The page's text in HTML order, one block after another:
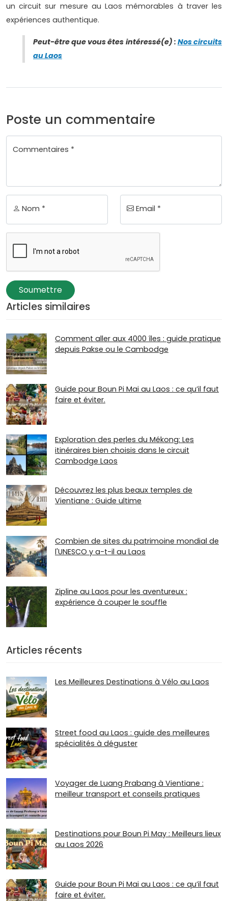
un circuit sur mesure au Laos mémorables à traver les
expériences authentique.
Peut-être que vous êtes intéressé(e) : Nos circuits
au Laos
Poste un commentaire
Commentaires *
Nom * Email *
Soumettre
Articles similaires
Comment aller aux 4000 îles : guide pratique
depuis Pakse ou le Cambodge
Guide pour Boun Pi Mai au Laos : ce qu’il faut
faire et éviter.
Exploration des perles du Mékong: Les
itinéraires bien choisis dans le circuit
Cambodge Laos
Découvrez les plus beaux temples de
Vientiane : Guide ultime
Combien de sites du patrimoine mondial de
l'UNESCO y a-t-il au Laos
Zipline au Laos pour les aventureux :
expérience à couper le souffle
Articles récents
Les Meilleures Destinations à Vélo au Laos
Street food au Laos : guide des meilleures
spécialités à déguster
Voyager de Luang Prabang à Vientiane :
meilleur transport et conseils pratiques
Destinations pour Boun Pi May : Meilleurs lieux
au Laos 2026
Guide pour Boun Pi Mai au Laos : ce qu’il faut
faire et éviter.